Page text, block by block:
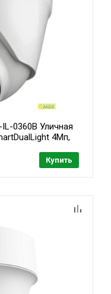
0360B Уличная
4Мп,
IP67, металл
Купить